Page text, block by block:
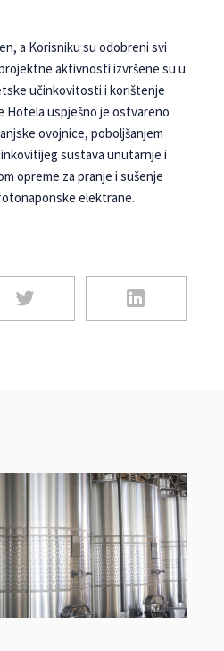
a Korisniku su odobreni svi
aktivnosti izvršene su u
učinkovitosti i korištenje
Hotela uspješno je ostvareno
ovojnice, poboljšanjem
sustava unutarnje i
opreme za pranje i sušenje
elektrane.